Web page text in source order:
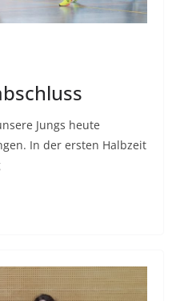
Jungs heute
In der ersten Halbzeit